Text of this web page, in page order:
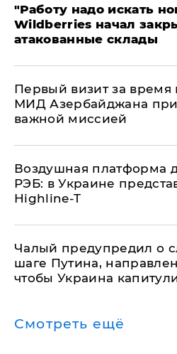
"Работу надо искать
Wildberries начал
атакованные склады
Первый визит за время
МИД Азербайджана
важной миссией
Воздушная платформа
РЭБ: в Украине
Highline-T
Чалый предупредил о
шаге Путина,
чтобы Украина
Смотреть ещё